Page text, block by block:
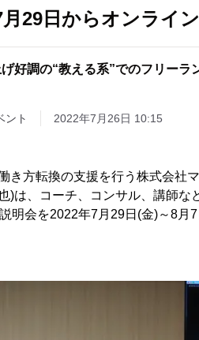
29日からオンライ
好調の“教える系”でのフリーラ
ント 2022年7月26日 10:15
き方転換の支援を行う株式会社
)は、コーチ、コンサル、講師な
明会を2022年7月29日(金)～8月